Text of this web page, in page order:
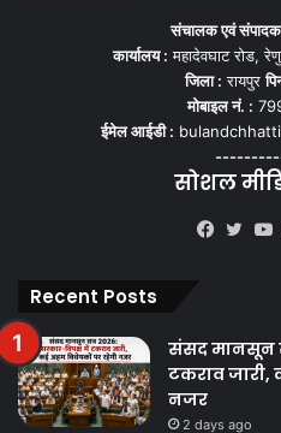
संचालक एवं
कार्यालय : महादेवघाट रोड,
जिला : रायपुर
मोबाइल नं. :
ईमेल आईडी :
सोशल
Recent Posts
संसद मानसून
टकराव जारी,
नजर
2 days ago